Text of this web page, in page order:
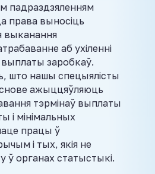
падраздзяленням
права выносіць
выканання
аб ухіленні
заробкаў.
што нашы спецыялісты
ажыццяўляюць
тэрмінаў выплаты
і мінімальных
працы ў
і тых, якія не
ў органах статыстыкі.